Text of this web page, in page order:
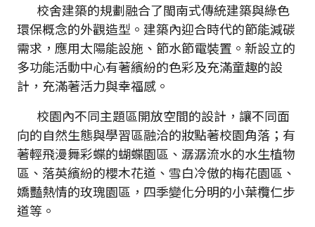
校舍建築的規劃融合了閩南式傳統建築與綠色
環保概念的外觀造型。建築內迎合時代的節能減碳
需求，應用太陽能設施、節水節電裝置。新設立的
多功能活動中心有著繽紛的色彩及充滿童趣的設
計，充滿著活力與幸福感。
校園內不同主題區開放空間的設計，讓不同面
向的自然生態與學習區融洽的妝點著校園角落；有
著輕飛漫舞彩蝶的蝴蝶園區、潺潺流水的水生植物
區、落英繽紛的櫻木花道、雪白冷傲的梅花園區、
嬌豔熱情的玫瑰園區，四季變化分明的小葉欖仁步
道等。